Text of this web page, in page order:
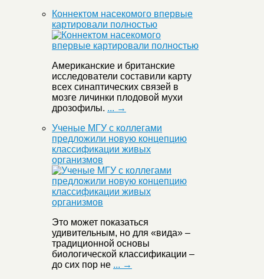
Коннектом насекомого впервые
картировали полностью
Американские и британские
исследователи составили карту
всех синаптических связей в
мозге личинки плодовой мухи
дрозофилы. ... →
Ученые МГУ с коллегами
предложили новую концепцию
классификации живых
организмов
Это может показаться
удивительным, но для «вида» –
традиционной основы
биологической классификации –
до сих пор не ... →